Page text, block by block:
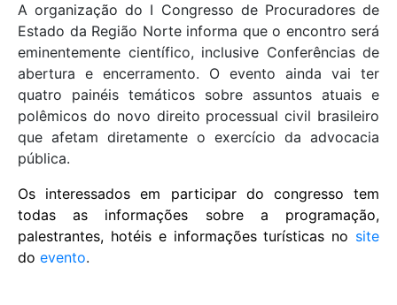
A organização do I Congresso de Procuradores de
Estado da Região Norte informa que o encontro será
eminentemente científico, inclusive Conferências de
abertura e encerramento. O evento ainda vai ter
quatro painéis temáticos sobre assuntos atuais e
polêmicos do novo direito processual civil brasileiro
que afetam diretamente o exercício da advocacia
pública.
Os interessados em participar do congresso tem
todas as informações sobre a programação,
palestrantes, hotéis e informações turísticas no site
do evento.